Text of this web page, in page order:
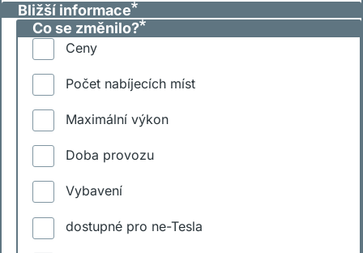
Bližší informace
Co se změnilo?
Ceny
Počet nabíjecích míst
Maximální výkon
Doba provozu
Vybavení
dostupné pro ne-Tesla